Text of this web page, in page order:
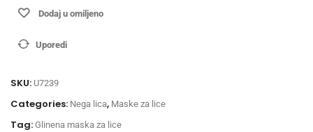
Dodaj u omiljeno
Uporedi
SKU: U7239
Categories: Nega lica, Maske za lice
Tag: Glinena maska za lice